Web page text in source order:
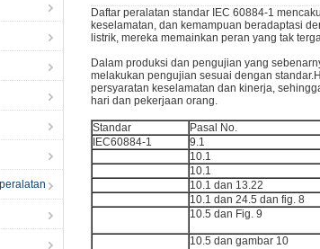
Daftar peralatan standar IEC 60884-1
keselamatan, dan kemampuan beradaptasi
listrik, mereka memainkan peran yang tak
Dalam produksi dan pengujian yang
melakukan pengujian sesuai dengan
persyaratan keselamatan dan kinerja,
hari dan pekerjaan orang.
Standar Pasal No.
IEC60884-1
9.1
10.1
10.1
10.1 dan 13.22
10.1 dan 24.5 dan fig. 8
10.5 dan Fig. 9
10.5 dan gambar 10